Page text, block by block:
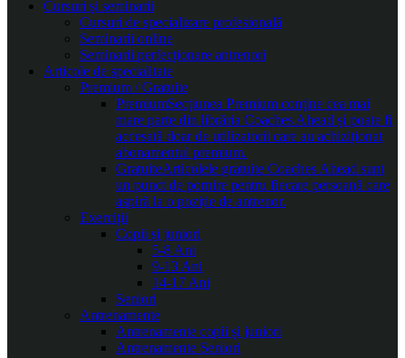
Cursuri și seminarii
Cursuri de specializare profesională
Seminarii online
Seminarii perfecționare antrenori
Articole de specialitate
Premium / Gratuite
PremiumSecțiunea Premium conține cea mai
mare parte din librăria Coaches Ahead și poate fi
accesată doar de utilizatorii care au achiziționat
abonamentul premium.
GratuiteArticolele gratuite Coaches Ahead sunt
un punct de pornire pentru fiecare persoană care
aspiră la o poziție de antrenor.
Exerciții
Copii și juniori
5-8 Ani
9-13 Ani
14-17 Ani
Seniori
Antrenamente
Antrenamente copii și juniori
Antrenamente Seniori